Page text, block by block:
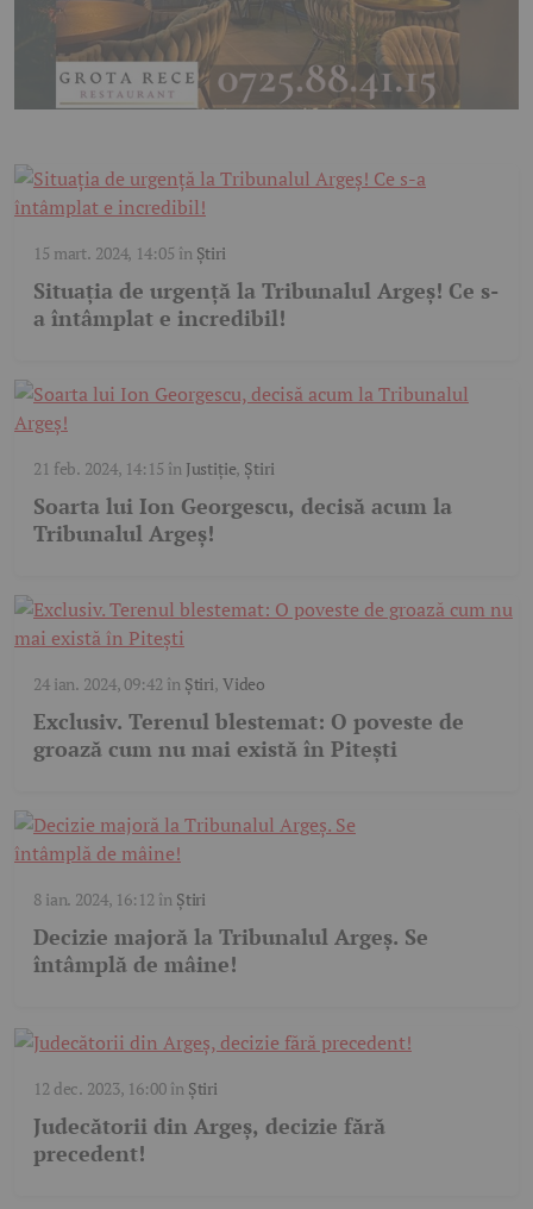
15 mart. 2024, 14:05 în Știri
Situația de urgență la Tribunalul Argeș! Ce s-
a întâmplat e incredibil!
21 feb. 2024, 14:15 în Justiție, Știri
Soarta lui Ion Georgescu, decisă acum la
Tribunalul Argeș!
24 ian. 2024, 09:42 în Știri, Video
Exclusiv. Terenul blestemat: O poveste de
groază cum nu mai există în Pitești
8 ian. 2024, 16:12 în Știri
Decizie majoră la Tribunalul Argeș. Se
întâmplă de mâine!
12 dec. 2023, 16:00în Știri
Judecătorii din Argeș, decizie fără
precedent!